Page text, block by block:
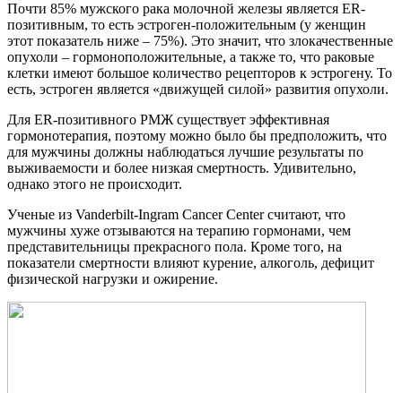
Почти 85% мужского рака молочной железы является ER-
позитивным, то есть эстроген-положительным (у женщин
этот показатель ниже – 75%). Это значит, что злокачественные
опухоли – гормоноположительные, а также то, что раковые
клетки имеют большое количество рецепторов к эстрогену. То
есть, эстроген является «движущей силой» развития опухоли.
Для ER-позитивного РМЖ существует эффективная
гормонотерапия, поэтому можно было бы предположить, что
для мужчины должны наблюдаться лучшие результаты по
выживаемости и более низкая смертность. Удивительно,
однако этого не происходит.
Ученые из Vanderbilt-Ingram Cancer Center считают, что
мужчины хуже отзываются на терапию гормонами, чем
представительницы прекрасного пола. Кроме того, на
показатели смертности влияют курение, алкоголь, дефицит
физической нагрузки и ожирение.